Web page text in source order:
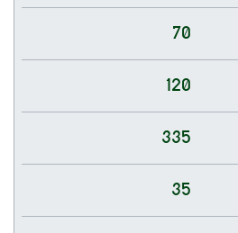
70
120
335
35